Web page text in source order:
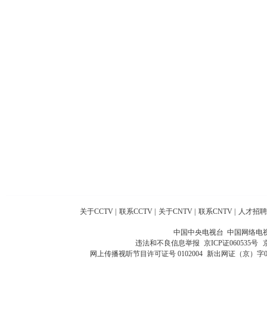
关于CCTV 联系CCTV 关于CNTV 联系CNTV 人才招聘
中国中央电视台 中国网络电
违法和不良信息举报 京ICP证060535号
网上传播视听节目许可证号 0102004 新出网证（京）